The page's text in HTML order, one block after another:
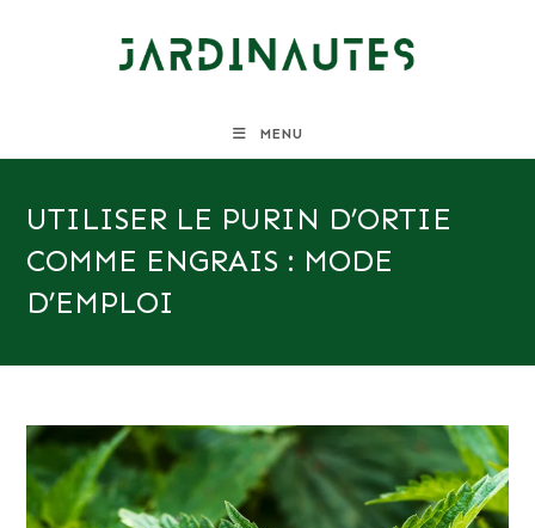
MENU
UTILISER LE PURIN D’ORTIE
COMME ENGRAIS : MODE
D’EMPLOI